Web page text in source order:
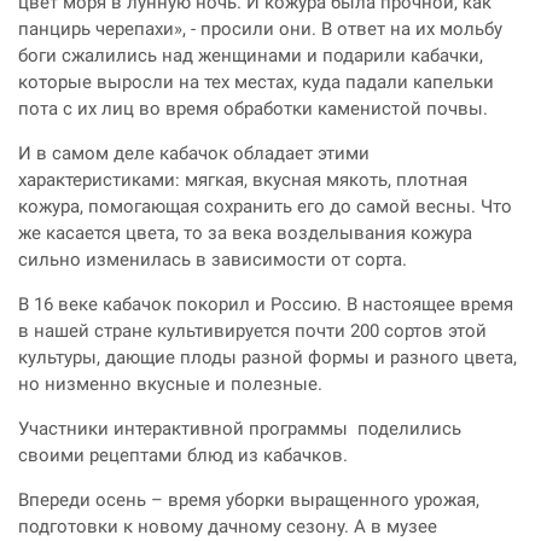
панцирь черепахи», - просили они. В ответ на их мольбу
боги сжалились над женщинами и подарили кабачки,
которые выросли на тех местах, куда падали капельки
пота с их лиц во время обработки каменистой почвы.
И в самом деле кабачок обладает этими
характеристиками: мягкая, вкусная мякоть, плотная
кожура, помогающая сохранить его до самой весны. Что
же касается цвета, то за века возделывания кожура
сильно изменилась в зависимости от сорта.
В 16 веке кабачок покорил и Россию. В настоящее время
в нашей стране культивируется почти 200 сортов этой
культуры, дающие плоды разной формы и разного цвета,
но низменно вкусные и полезные.
Участники интерактивной программы поделились
своими рецептами блюд из кабачков.
Впереди осень – время уборки выращенного урожая,
подготовки к новому дачному сезону. А в музее